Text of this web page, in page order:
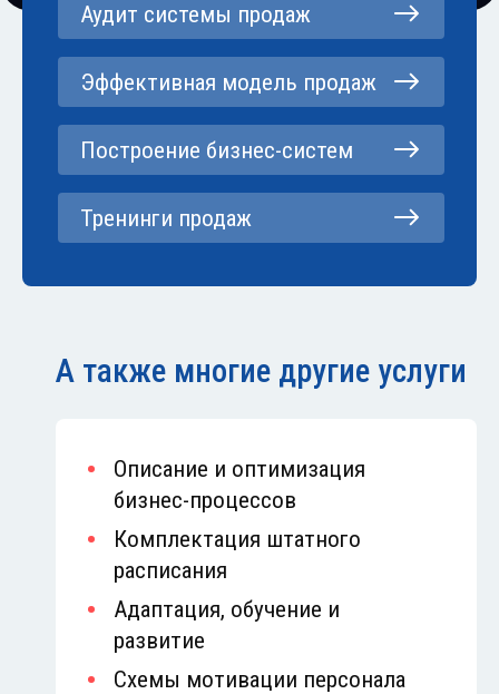
Аудит системы продаж
Эффективная модель продаж
Построение бизнес-систем
Тренинги продаж
А также многие другие услуги
Описание и оптимизация
бизнес-процессов
Комплектация штатного
расписания
Адаптация, обучение и
развитие
Схемы мотивации персонала